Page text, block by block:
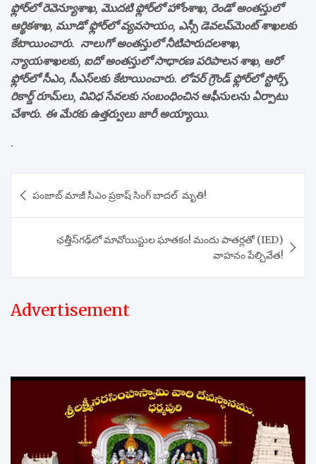
ఫ్లోర్‌లో రెవెన్యూశాఖ, మొదటి ఫ్లోర్‌లో హోంశాఖ, రెండో అంతస్తులో
ఆర్థికశాఖ, మూడో ఫ్లోర్‌లో వ్యవసాయం, ఎస్సీ డెవలప్‌మెంట్‌ శాఖలకు
కేటాయించారు. నాలుగో అంతస్తులో నీటిపారుదలశాఖ,
న్యాయశాఖలకు, ఐదో అంతస్తులో సాధారణ పరిపాలన శాఖ, ఆరో
ఫ్లోర్‌లో సీఎం, సీఎస్‌లకు కేటాయించారు. లోవర్‌ గ్రౌండ్‌ ఫ్లోర్‌లో స్టోర్స్‌,
రికార్డ్‌ రూమ్‌లు, వివిధ సేవలకు సంబంధించిన ఆఫీసులను ఏర్పాటు
చేశారు. ఈ మేరకు ఉత్తర్వులు జారీ అయ్యాయి.
.
navigation
పంజాబ్ మాజీ సీఎం ప్రకాష్ సింగ్ బాదల్ మృతి!
ఛత్తీస్‌గఢ్‌లో మావోయిస్టుల ఘాతకం! మందు పాతర్లతో (IED)
వాహనం పేల్చివేత!
Advertisement